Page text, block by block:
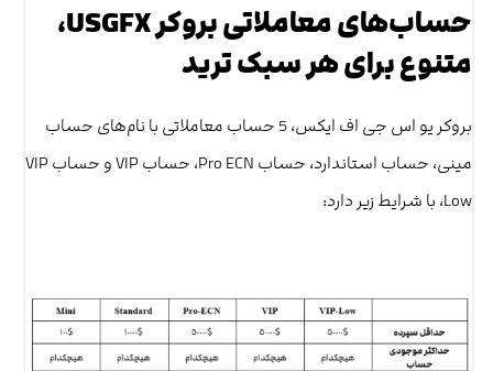
حساب‌های معاملاتی بروکر USGFX،
متنوع برای هر سبک ترید
بروکر یو اس جی اف ایکس، 5 حساب معاملاتی با نام‌های حساب
مینی، حساب استاندارد، حساب Pro ECN، حساب VIP و حساب VIP
Low، با شرایط زیر دارد: